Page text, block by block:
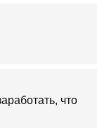
что